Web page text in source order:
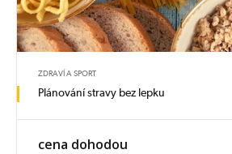
ZDRAVÍ A SPORT
Plánování stravy bez lepku
cena dohodou